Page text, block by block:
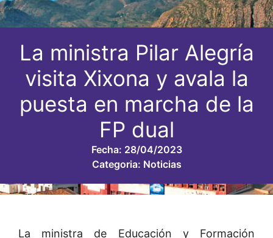
La ministra Pilar Alegría
visita Xixona y avala la
puesta en marcha de la
FP dual
Fecha: 28/04/2023
Categoria: Noticias
La ministra de Educación y Formación